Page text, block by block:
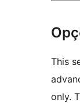
This
only.